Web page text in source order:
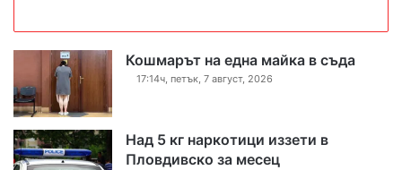
Кошмарът на една майка в съда
17:14ч, петък, 7 август, 2026
Над 5 кг наркотици иззети в
Пловдивско за месец